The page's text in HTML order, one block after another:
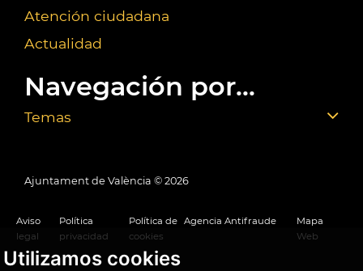
Utilizamos cookies
Atención ciudadana
Actualidad
Navegación por...
Temas
Ajuntament de València © 2026
Aviso
legal
Política
privacidad
Política de
cookies
Agencia Antifraude
Mapa
Web